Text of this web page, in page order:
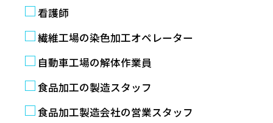
看護師
繊維工場の染色加工オペレーター
自動車工場の解体作業員
食品加工の製造スタッフ
食品加工製造会社の営業スタッフ